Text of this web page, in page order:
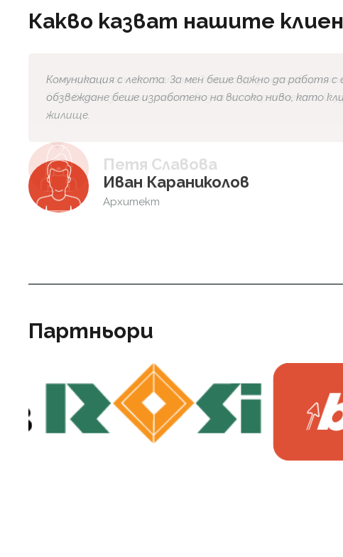
Какво казват нашите
Комуникация с лекота. За мен беше важно да работя
обзвеждане беше изработено на високо ниво, като
жилище.
Иван Караниколов
Архитект
Партньори